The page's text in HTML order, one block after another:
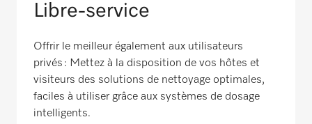
Libre-service
Offrir le meilleur également aux utilisateurs
privés : Mettez à la disposition de vos hôtes et
visiteurs des solutions de nettoyage optimales,
faciles à utiliser grâce aux systèmes de dosage
intelligents.